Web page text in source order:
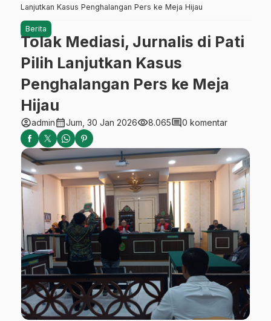
Lanjutkan Kasus Penghalangan Pers ke Meja Hijau
Berita
Tolak Mediasi, Jurnalis di Pati
Pilih Lanjutkan Kasus
Penghalangan Pers ke Meja
Hijau
account_circleadmincalendar_monthJum, 30 Jan 2026visibility8.065comment0 komentar